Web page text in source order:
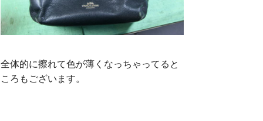
全体的に擦れて色が薄くなっちゃってると
ころもございます。